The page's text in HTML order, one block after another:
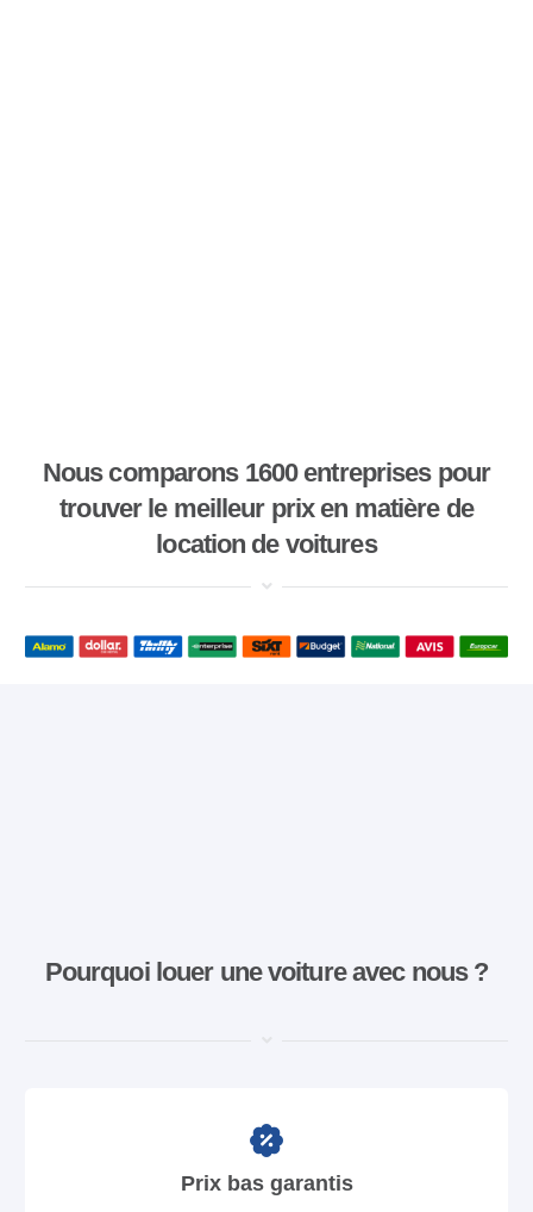
Nous comparons 1600 entreprises pour
trouver le meilleur prix en matière de
location de voitures
Pourquoi louer une voiture avec nous ?
Prix bas garantis